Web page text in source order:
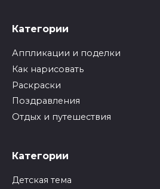
Категории
Аппликации и поделки
Как нарисовать
Раскраски
Поздравления
Отдых и путешествия
Категории
Детская тема